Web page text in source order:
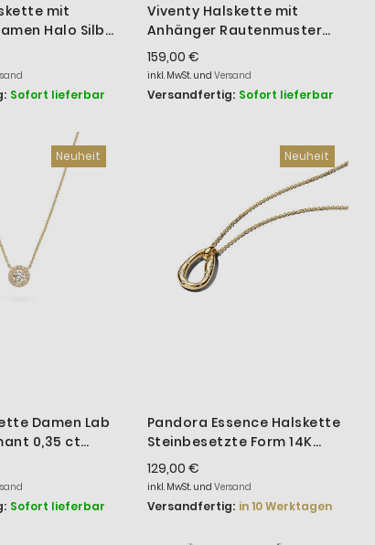
mit
Halo Silber
Sofort lieferbar
Viventy Halskette mit
Anhänger Rautenmuster
Sterling-Silber 787192
159,00 €
inkl. MwSt. und Versand
Versandfertig: Sofort lieferbar
Neuheit
Damen Lab
0,35 ct
DS3044G
Sofort lieferbar
Neuheit
Pandora Essence Halskette
Steinbesetzte Form 14K
Vergoldet 364666C01
129,00 €
inkl. MwSt. und Versand
Versandfertig: in 10 Werktagen